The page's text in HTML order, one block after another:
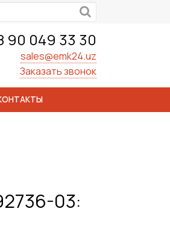
90 049 33 30
sales@emk24.uz
Заказать звонок
03: